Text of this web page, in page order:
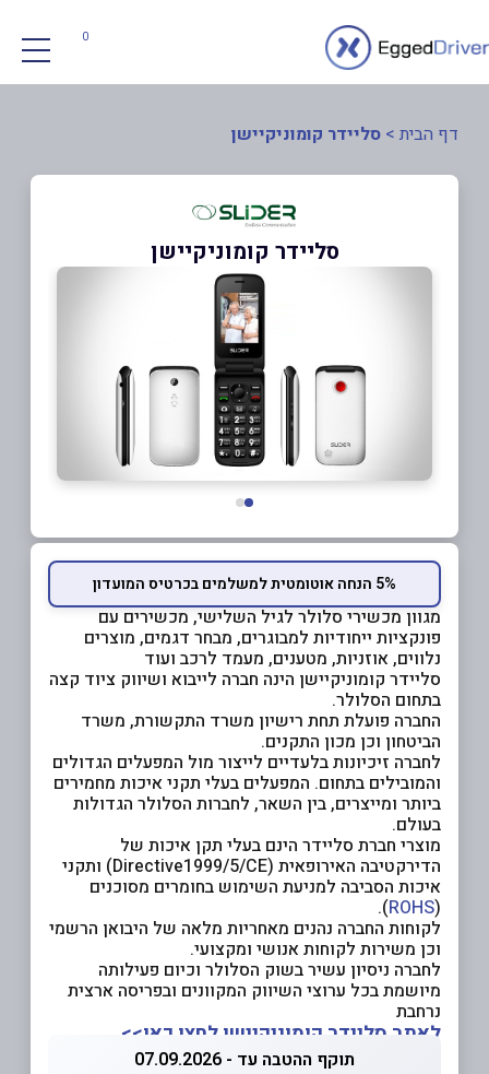
0
דף הבית > סליידר קומוניקיישן
סליידר קומוניקיישן
5% הנחה אוטומטית למשלמים בכרטיס המועדון
מגוון מכשירי סלולר לגיל השלישי, מכשירים עם
פונקציות ייחודיות למבוגרים, מבחר דגמים, מוצרים
נלווים, אוזניות, מטענים, מעמד לרכב ועוד
סליידר קומוניקיישן הינה חברה לייבוא ושיווק ציוד קצה
בתחום הסלולר.
החברה פועלת תחת רישיון משרד התקשורת, משרד
הביטחון וכן מכון התקנים.
לחברה זיכיונות בלעדיים לייצור מול המפעלים הגדולים
והמובילים בתחום. המפעלים בעלי תקני איכות מחמירים
ביותר ומייצרים, בין השאר, לחברות הסלולר הגדולות
בעולם.
מוצרי חברת סליידר הינם בעלי תקן איכות של
הדירקטיבה האירופאית (Directive1999/5/CE) ותקני
איכות הסביבה למניעת השימוש בחומרים מסוכנים
(
ROHS
).
לקוחות החברה נהנים מאחריות מלאה של היבואן הרשמי
וכן משירות לקוחות אנושי ומקצועי.
לחברה ניסיון עשיר בשוק הסלולר וכיום פעילותה
מיושמת בכל ערוצי השיווק המקוונים ובפריסה ארצית
נרחבת
לאתר סליידר קומוניקיישן לחצו כאן>>
תוקף ההטבה עד - 07.09.2026